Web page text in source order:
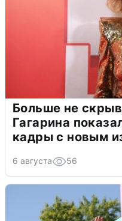
Больше не
Гагарина
кадры с новым
6 августа 56